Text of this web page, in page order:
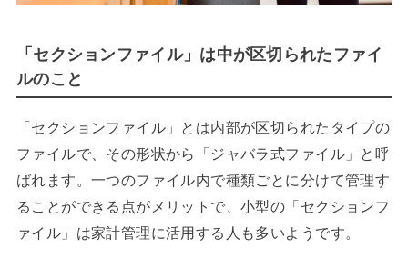
「セクションファイル」は中が区切られたファイ
ルのこと
「セクションファイル」とは内部が区切られたタイプの
ファイルで、その形状から「ジャバラ式ファイル」と呼
ばれます。一つのファイル内で種類ごとに分けて管理す
ることができる点がメリットで、小型の「セクションフ
ァイル」は家計管理に活用する人も多いようです。